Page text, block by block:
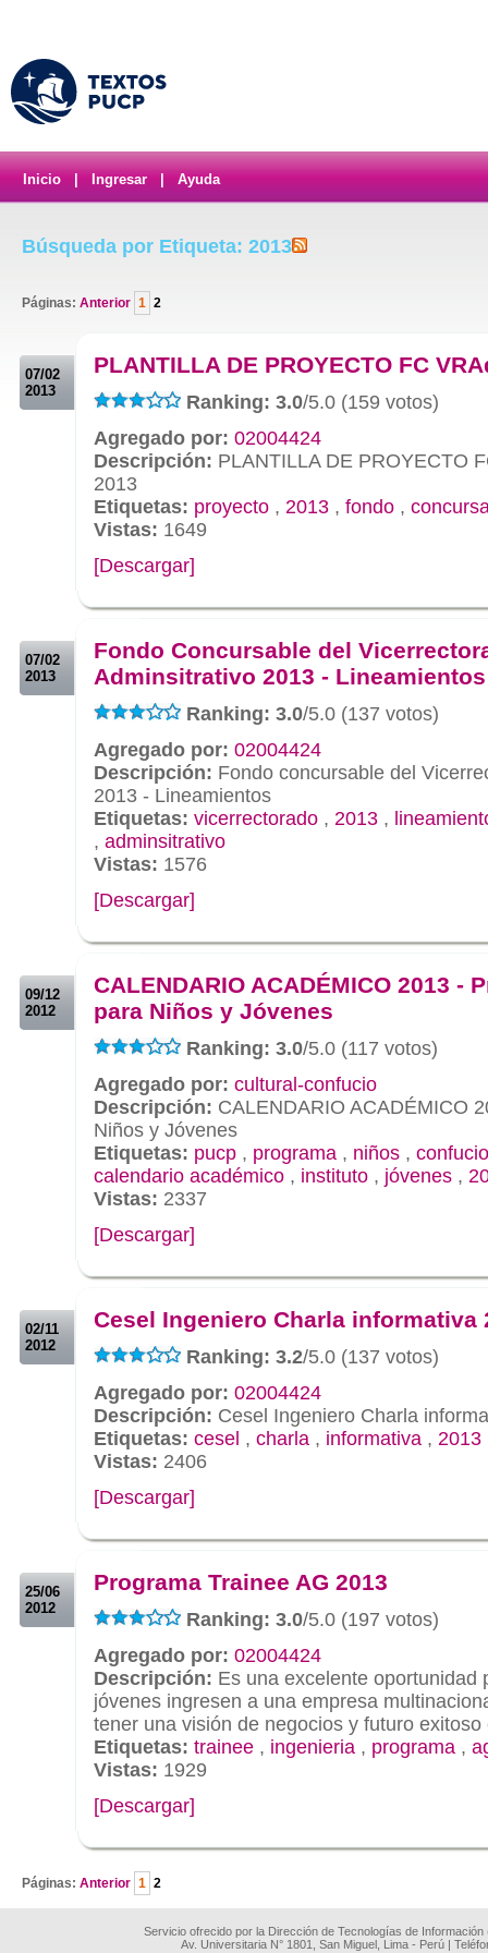
Inicio Ingresar Ayuda
Búsqueda por Etiqueta: 2013
Páginas: Anterior 1 2
07/02
2013
PLANTILLA DE PROYECTO FC
Ranking: 3.0/5.0 (159 votos)
Agregado por: 02004424
Descripción: PLANTILLA DE PROYECTO
2013
Etiquetas: proyecto , 2013 , fondo ,
Vistas: 1649
[Descargar]
07/02
2013
Fondo Concursable del
Adminsitrativo 2013 - Lineamientos
Ranking: 3.0/5.0 (137 votos)
Agregado por: 02004424
Descripción: Fondo concursable del
2013 - Lineamientos
Etiquetas: vicerrectorado , 2013 ,
, adminsitrativo
Vistas: 1576
[Descargar]
09/12
2012
CALENDARIO ACADÉMICO 2013 -
para Niños y Jóvenes
Ranking: 3.0/5.0 (117 votos)
Agregado por: cultural-confucio
Descripción: CALENDARIO ACADÉMICO
Niños y Jóvenes
Etiquetas: pucp , programa , niños , confucio
calendario académico , instituto , jóvenes ,
Vistas: 2337
[Descargar]
02/11
2012
Cesel Ingeniero Charla informativa
Ranking: 3.2/5.0 (137 votos)
Agregado por: 02004424
Descripción: Cesel Ingeniero Charla
Etiquetas: cesel , charla , informativa , 2013
Vistas: 2406
[Descargar]
25/06
2012
Programa Trainee AG 2013
Ranking: 3.0/5.0 (197 votos)
Agregado por: 02004424
Descripción: Es una excelente oportunidad
jóvenes ingresen a una empresa
tener una visión de negocios y futuro
Etiquetas: trainee , ingenieria , programa ,
Vistas: 1929
[Descargar]
Páginas: Anterior 1 2
Servicio ofrecido por la Dirección de Tecnologías de
Av. Universitaria N° 1801, San Miguel, Lima - Perú |